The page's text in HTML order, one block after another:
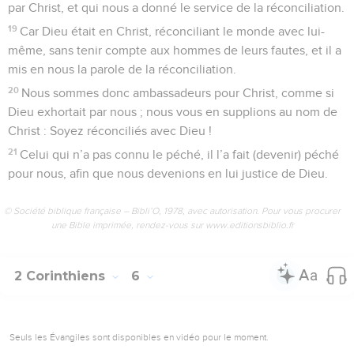
par Christ, et qui nous a donné le service de la réconciliation.
19 Car Dieu était en Christ, réconciliant le monde avec lui-
même, sans tenir compte aux hommes de leurs fautes, et il a
mis en nous la parole de la réconciliation.
20 Nous sommes donc ambassadeurs pour Christ, comme si
Dieu exhortait par nous ; nous vous en supplions au nom de
Christ : Soyez réconciliés avec Dieu !
21 Celui qui n’a pas connu le péché, il l’a fait (devenir) péché
pour nous, afin que nous devenions en lui justice de Dieu.
© Société biblique française – Bibli’O, 1978, avec autorisation. Pour vous procurer
une Bible imprimée, rendez-vous sur www.editionsbiblio.fr
2 Corinthiens 6
Seuls les Évangiles sont disponibles en vidéo pour le moment.